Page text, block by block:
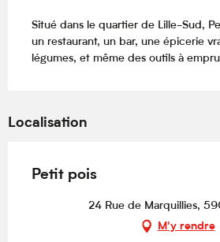
Situé dans le quartier de Lille-Sud,
un restaurant, un bar, une épicerie
légumes, et même des outils à
Localisation
Petit pois
24 Rue de Marquillies,
M'y rendre